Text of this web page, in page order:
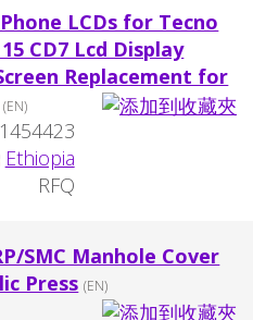
LCDs for Tecno
CD7 Lcd Display
Replacement for
(EN)
Ethiopia
RFQ
SMC Manhole Cover
Press (EN)